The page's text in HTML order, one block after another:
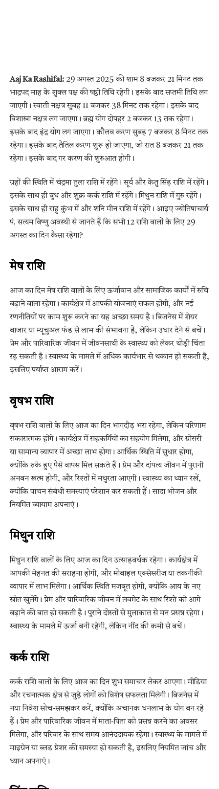
Aaj Ka Rashifal: 29 अगस्त 2025 की शाम 8 बजकर 21 मिनट तक
भाद्रपद माह के शुक्ल पक्ष की षष्ठी तिथि रहेगी। इसके बाद सप्तमी तिथि लग
जाएगी। स्वाती नक्षत्र सुबह 11 बजकर 38 मिनट तक रहेगा। इसके बाद
विशाखा नक्षत्र लग जाएगा। ब्रह्म योग दोपहर 2 बजकर 13 तक रहेगा।
इसके बाद इंद्र योग लग जाएगा। कौलव करण सुबह 7 बजकर 8 मिनट तक
रहेगा। इसके बाद तैतिल करण शुरू हो जाएगा, जो रात 8 बजकर 21 तक
रहेगा। इसके बाद गर करण की शुरुआत होगी।
ग्रहों की स्थिति में चंद्रमा तुला राशि में रहेंगे। सूर्य और केतु सिंह राशि में रहेंगे।
इसके साथ ही बुध और शुक्र कर्क राशि में रहेंगे। मिथुन राशि में गुरु रहेंगे।
इसके साथ ही राहु कुंभ में और शनि मीन राशि में रहेंगे। आइए ज्योतिषाचार्य
पं. सत्यम विष्णु अवस्थी से जानते हैं कि सभी 12 राशि वालों के लिए 29
अगस्त का दिन कैसा रहेगा?
मेष राशि
आज का दिन मेष राशि वालों के लिए ऊर्जावान और सामाजिक कार्यों में रुचि
बढ़ाने वाला रहेगा। कार्यक्षेत्र में आपकी योजनाएं सफल होंगी, और नई
रणनीतियों पर काम शुरू करने का यह अच्छा समय है। बिजनेस में शेयर
बाजार या म्यूचुअल फंड से लाभ की संभावना है, लेकिन उधार देने से बचें।
प्रेम और पारिवारिक जीवन में जीवनसाथी के स्वास्थ्य को लेकर थोड़ी चिंता
रह सकती है। स्वास्थ्य के मामले में अधिक कार्यभार से थकान हो सकती है,
इसलिए पर्याप्त आराम करें।
वृषभ राशि
वृषभ राशि वालों के लिए आज का दिन भागदौड़ भरा रहेगा, लेकिन परिणाम
सकारात्मक होंगे। कार्यक्षेत्र में सहकर्मियों का सहयोग मिलेगा, और ग्रोसरी
या सामान्य व्यापार में अच्छा लाभ होगा। आर्थिक स्थिति में सुधार होगा,
क्योंकि रुके हुए पैसे वापस मिल सकते हैं। प्रेम और दांपत्य जीवन में पुरानी
अनबन खत्म होगी, और रिश्तों में मधुरता आएगी। स्वास्थ्य का ध्यान रखें,
क्योंकि पाचन संबंधी समस्याएं परेशान कर सकती हैं। सादा भोजन और
नियमित व्यायाम अपनाएं।
मिथुन राशि
मिथुन राशि वालों के लिए आज का दिन उत्साहवर्धक रहेगा। कार्यक्षेत्र में
आपकी मेहनत की सराहना होगी, और मोबाइल एक्सेसरीज़ या तकनीकी
व्यापार में लाभ मिलेगा। आर्थिक स्थिति मजबूत होगी, क्योंकि आय के नए
स्रोत खुलेंगे। प्रेम और पारिवारिक जीवन में लवमेट के साथ रिश्ते को आगे
बढ़ाने की बात हो सकती है। पुराने दोस्तों से मुलाकात से मन प्रसन्न रहेगा।
स्वास्थ्य के मामले में ऊर्जा बनी रहेगी, लेकिन नींद की कमी से बचें।
कर्क राशि
कर्क राशि वालों के लिए आज का दिन शुभ समाचार लेकर आएगा। मीडिया
और रचनात्मक क्षेत्र से जुड़े लोगों को विशेष सफलता मिलेगी। बिजनेस में
नया निवेश सोच-समझकर करें, क्योंकि अचानक धनलाभ के योग बन रहे
हैं। प्रेम और पारिवारिक जीवन में माता-पिता को प्रसन्न करने का अवसर
मिलेगा, और परिवार के साथ समय आनंददायक रहेगा। स्वास्थ्य के मामले में
माइग्रेन या ब्लड प्रेशर की समस्या हो सकती है, इसलिए नियमित जांच और
ध्यान अपनाएं।